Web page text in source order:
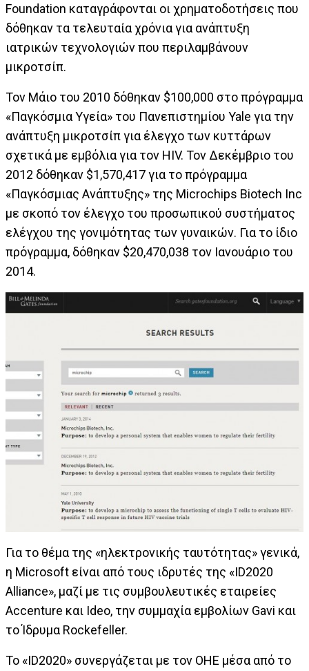
Foundation καταγράφονται οι χρηματοδοτήσεις που
δόθηκαν τα τελευταία χρόνια για ανάπτυξη
ιατρικών τεχνολογιών που περιλαμβάνουν
μικροτσίπ.
Τον Μάιο του 2010 δόθηκαν $100,000 στο πρόγραμμα
«Παγκόσμια Υγεία» του Πανεπιστημίου Yale για την
ανάπτυξη μικροτσίπ για έλεγχο των κυττάρων
σχετικά με εμβόλια για τον HIV. Τον Δεκέμβριο του
2012 δόθηκαν $1,570,417 για το πρόγραμμα
«Παγκόσμιας Ανάπτυξης» της Microchips Biotech Inc
με σκοπό τον έλεγχο του προσωπικού συστήματος
ελέγχου της γονιμότητας των γυναικών. Για το ίδιο
πρόγραμμα, δόθηκαν $20,470,038 τον Ιανουάριο του
2014.
Για το θέμα της «ηλεκτρονικής ταυτότητας» γενικά,
η Microsoft είναι από τους ιδρυτές της «ID2020
Alliance», μαζί με τις συμβουλευτικές εταιρείες
Accenture και Ideo, την συμμαχία εμβολίων Gavi και
το Ίδρυμα Rockefeller.
Το «ID2020» συνεργάζεται με τον ΟΗΕ μέσα από το